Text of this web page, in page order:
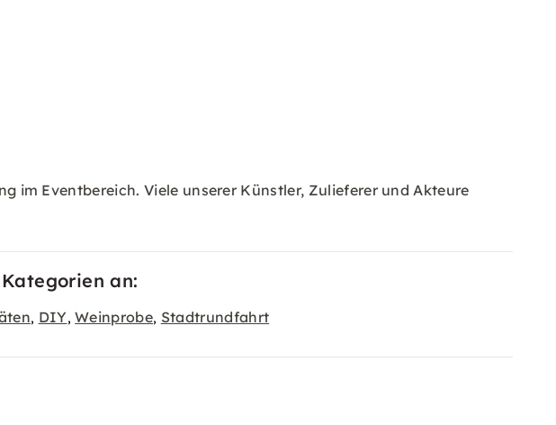
im Eventbereich. Viele unserer Künstler, Zulieferer und Akteure
an:
, DIY,Weinprobe, Stadtrundfahrt